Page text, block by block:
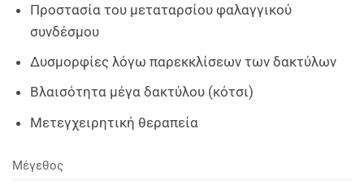
Προστασία του μεταταρσίου φαλαγγικού
συνδέσμου
Δυσμορφίες λόγω παρεκκλίσεων των δακτύλων
Βλαισότητα μέγα δακτύλου (κότσι)
Μετεγχειρητική θεραπεία
Μέγεθος